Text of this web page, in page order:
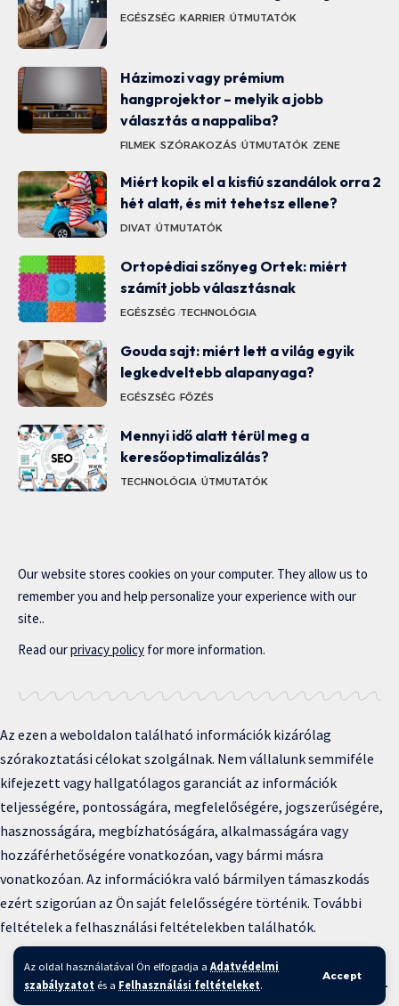
Az oldal használatával Ön elfogadja a Adatvédelmi
szabályzatot és a Felhasználási feltételeket.
Accept
EGÉSZSÉG KARRIER ÚTMUTATÓK
Házimozi vagy prémium
hangprojektor – melyik a jobb
választás a nappaliba?
FILMEK SZÓRAKOZÁS ÚTMUTATÓK ZENE
Miért kopik el a kisfiú szandálok orra 2
hét alatt, és mit tehetsz ellene?
DIVAT ÚTMUTATÓK
Ortopédiai szőnyeg Ortek: miért
számít jobb választásnak
EGÉSZSÉG TECHNOLÓGIA
Gouda sajt: miért lett a világ egyik
legkedveltebb alapanyaga?
EGÉSZSÉG FŐZÉS
Mennyi idő alatt térül meg a
keresőoptimalizálás?
TECHNOLÓGIA ÚTMUTATÓK
Our website stores cookies on your computer. They allow us to
remember you and help personalize your experience with our
site..
Read ourprivacy policy for more information.
Az ezen a weboldalon található információk kizárólag
szórakoztatási célokat szolgálnak. Nem vállalunk semmiféle
kifejezett vagy hallgatólagos garanciát az információk
teljességére, pontosságára, megfelelőségére, jogszerűségére,
hasznosságára, megbízhatóságára, alkalmasságára vagy
hozzáférhetőségére vonatkozóan, vagy bármi másra
vonatkozóan. Az információkra való bármilyen támaszkodás
ezért szigorúan az Ön saját felelősségére történik. További
feltételek a felhasználási feltételekben találhatók.
Copyright © 2025 BFKH.hu
Felhasználási feltételek –Adatvédelmi irányelvek – Kapcsolat –